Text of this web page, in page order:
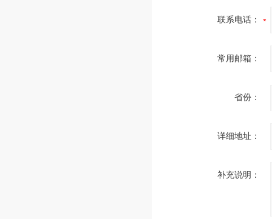
联系电话：
常用邮箱：
省份：
详细地址：
补充说明：